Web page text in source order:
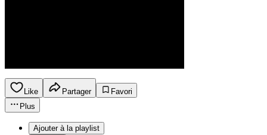
Like Partager
Favori
Plus
Ajouter à la playlist